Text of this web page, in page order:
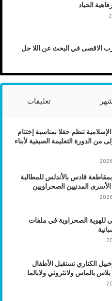
الحياد
الاقصى في البحث عن اللا حل
تعليقات
تنظم حفلا بمناسبة إختتام
من الدورة التعليمة الصيفية لأبناء
قادس بالأندلس للمطالبة
المدنيين الصحراويين
للهوية الصحراوية في ملفات
الكناري تستقبل الأطفال
بالماس ولانثروتي ولابالما